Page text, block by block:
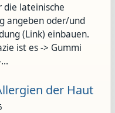
lateinische
angeben oder/und
(Link) einbauen.
ist es -> Gummi
…
der Haut